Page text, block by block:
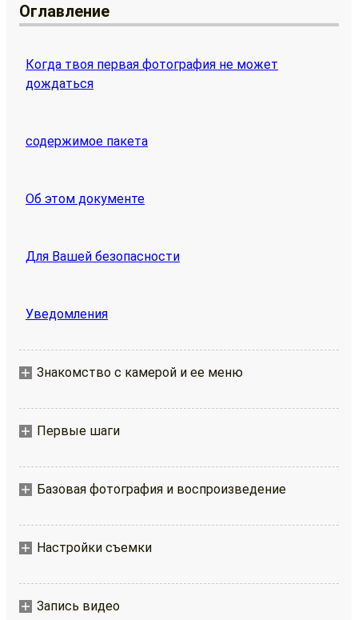
Оглавление
Когда твоя первая фотография не может
дождаться
содержимое пакета
Об этом документе
Для Вашей безопасности
Уведомления
Знакомство с камерой и ее меню
Первые шаги
Базовая фотография и воспроизведение
Настройки съемки
Запись видео